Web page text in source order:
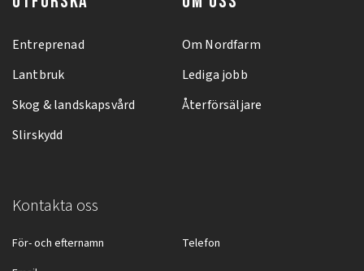
Entreprenad
Lantbruk
Skog & landskapsvård
Slirskydd
Om Nordfarm
Lediga jobb
Återförsäljare
Kontakta oss